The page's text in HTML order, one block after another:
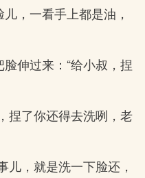
，一看手上都是油，
伸过来：“给小叔，捏
捏了你还得去洗咧，老
儿，就是洗一下脸还，